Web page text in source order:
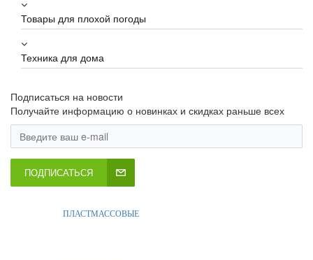
Товары для плохой погоды
Техника для дома
Подписаться на новости
Получайте информацию о новинках и скидках раньше всех
ПОДПИСАТЬСЯ
ПЛАСТМАССОВЫЕ